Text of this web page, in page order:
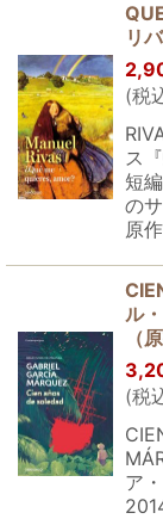
リ
(税
ス
短
の
原
ル
（
(税
ア